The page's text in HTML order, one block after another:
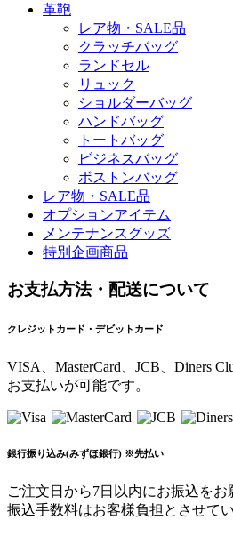
革鞄
レア物・SALE品
クラッチバッグ
ランドセル
リュック
ショルダーバッグ
ハンドバッグ
トートバッグ
ビジネスバッグ
ボストンバッグ
レア物・SALE品
オプションアイテム
メンテナンスグッズ
特別企画商品
お支払方法・配送について
クレジットカード・デビットカード
VISA、MasterCard、JCB、Diners
お支払いが可能です。
銀行振り込み(みずほ銀行) ※先払い
ご注文日から7日以内にお振込をお
振込手数料はお客様負担とさせて